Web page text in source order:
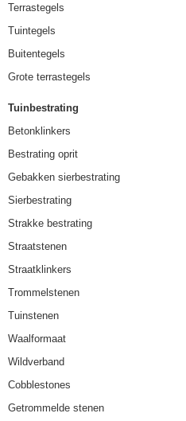
Terrastegels
Tuintegels
Buitentegels
Grote terrastegels
Tuinbestrating
Betonklinkers
Bestrating oprit
Gebakken sierbestrating
Sierbestrating
Strakke bestrating
Straatstenen
Straatklinkers
Trommelstenen
Tuinstenen
Waalformaat
Wildverband
Cobblestones
Getrommelde stenen